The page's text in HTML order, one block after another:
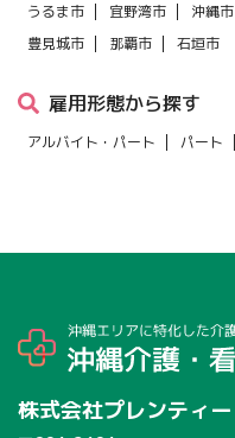
うるま市 宜野湾市 沖縄市
豊見城市
那覇市 石垣市
雇用形態から探す
アルバイト・パート パート
株式会社プレンティー